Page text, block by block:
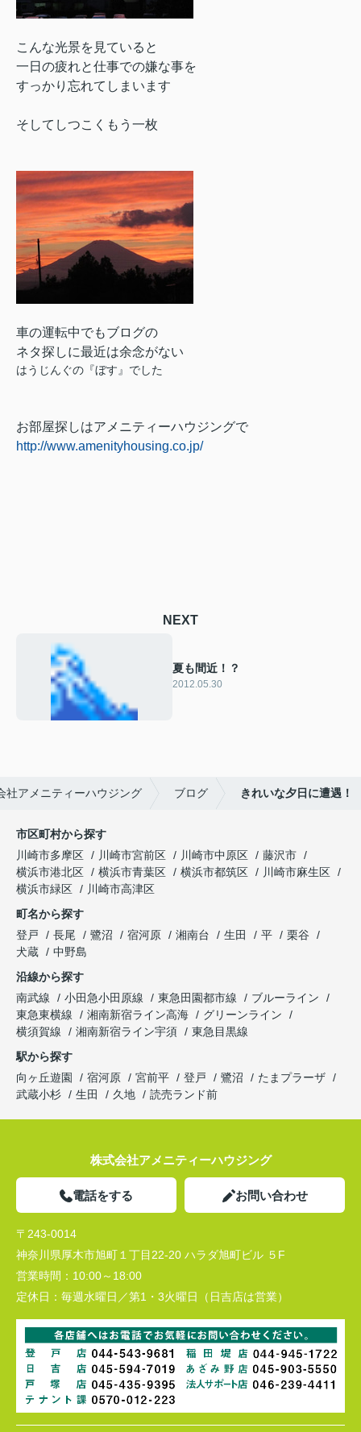
こんな光景を見ていると
一日の疲れと仕事での嫌な事を
すっかり忘れてしまいます
そしてしつこくもう一枚
車の運転中でもブログの
ネタ探しに最近は余念がない
はうじんぐの『ぼす』でした
お部屋探しはアメニティーハウジングで
http://www.amenityhousing.co.jp/
NEXT
夏も間近！？
2012.05.30
社アメニティーハウジング ブログ きれいな夕日に遭遇！
市区町村から探す
川崎市多摩区
川崎市宮前区 川崎市中原区
藤沢市
横浜市港北区
横浜市青葉区 横浜市都筑区
川崎市麻生区
横浜市緑区
川崎市高津区
町名から探す
登戸
長尾 鷺沼 宿河原 湘南台 生田 平
栗谷
犬蔵
中野島
沿線から探す
南武線
小田急小田原線 東急田園都市線
ブルーライン
東急東横線
湘南新宿ライン高海
グリーンライン
横須賀線
湘南新宿ライン宇須
東急目黒線
駅から探す
向ヶ丘遊園
宿河原 宮前平 登戸 鷺沼
たまプラーザ
武蔵小杉
生田 久地 読売ランド前
株式会社アメニティーハウジング
電話をする お問い合わせ
〒243-0014
神奈川県厚木市旭町１丁目22-20 ハラダ旭町ビル ５F
営業時間： 10:00～18:00
定休日： 毎週水曜日／第1・3火曜日（日吉店は営業）